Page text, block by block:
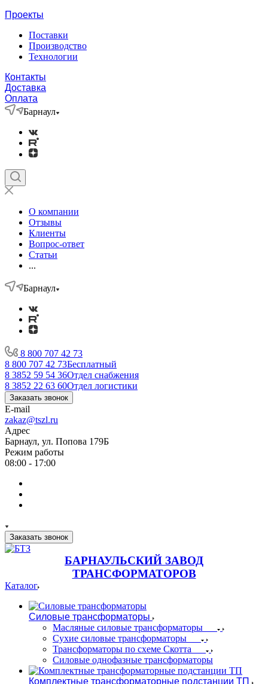
Проекты
Поставки
Производство
Технологии
Контакты
Доставка
Оплата
Барнаул
О компании
Отзывы
Клиенты
Вопрос-ответ
Статьи
...
Барнаул
8 800 707 42 73
8 800 707 42 73Бесплатный
8 3852 59 54 36Отдел снабжения
8 3852 22 63 60Отдел логистики
Заказать звонок
E-mail
zakaz@tszl.ru
Адрес
Барнаул, ул. Попова 179Б
Режим работы
08:00 - 17:00
Заказать звонок
БАРНАУЛЬСКИЙ ЗАВОД
ТРАНСФОРМАТОРОВ
Каталог
Силовые трансформаторы
Масляные силовые трансформаторы
Сухие силовые трансформаторы
Трансформаторы по схеме Скотта
Силовые однофазные трансформаторы
Комплектные трансформаторные подстанции ТП